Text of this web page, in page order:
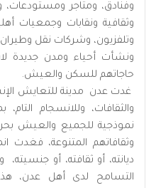
وفنادق، ومتاجر ومستودعات،
وثقافية ونقابات وجمعيات
وتلفزيون، وشركات نقل
ونشأت أحياء ومدن جديدة
حاجاتهم للسكن والعيش.
غدت عدن مدينة للتعايش
والثقافات، وللانسجام
نموذجية للجميع والعيش
وثقافاتهم المتنوعة، فغدت
ديانته، أو ثقافته، أو
التسامح لدى أهل عدن، هذا